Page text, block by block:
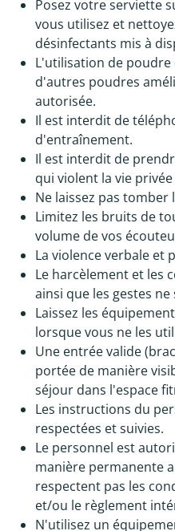
Posez votre serviette
vous utilisez et
désinfectants mis à
L'utilisation de poudre
d'autres poudres
autorisée.
Il est interdit de
d'entraînement.
Il est interdit de
qui violent la vie
Ne laissez pas tomber
Limitez les bruits de
volume de vos
La violence verbale et
Le harcèlement et les
ainsi que les gestes
Laissez les
lorsque vous ne les
Une entrée valide
portée de manière
séjour dans l'espace
Les instructions du
respectées et suivies.
Le personnel est
manière permanente
respectent pas les
et/ou le règlement
N'utilisez un